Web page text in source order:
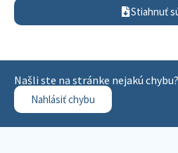
Stiahnuť
Našli ste na stránke nejakú
Nahlásiť chybu